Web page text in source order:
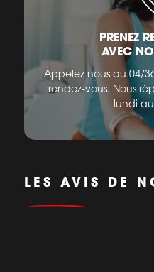
PRENEZ
AVEC
Appelez nous au 04/
rendez-vous. Nous
lundi
LES AVIS DE